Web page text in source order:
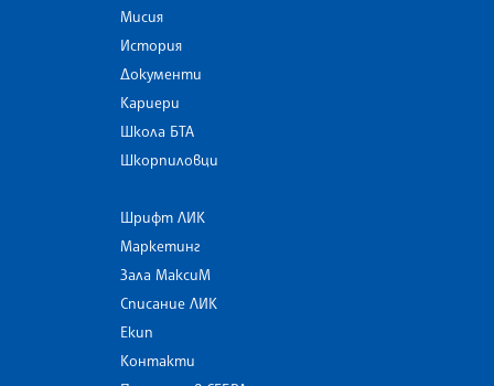
Мисия
История
Документи
Кариери
Школа БТА
Шкорпиловци
Шрифт ЛИК
Маркетинг
Зала МаксиМ
Списание ЛИК
Екип
Контакти